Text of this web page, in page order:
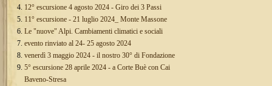
12° escursione 4 agosto 2024 - Giro dei 3 Passi
11° escursione - 21 luglio 2024_ Monte Massone
Le "nuove" Alpi. Cambiamenti climatici e sociali
evento rinviato al 24- 25 agosto 2024
venerdì 3 maggio 2024 - il nostro 30° di Fondazione
5° escursione 28 aprile 2024 - a Corte Buè con Cai
Baveno-Stresa